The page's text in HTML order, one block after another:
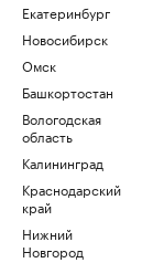
Екатеринбург
Новосибирск
Омск
Башкортостан
Вологодская
область
Калининград
Краснодарский
край
Нижний
Новгород